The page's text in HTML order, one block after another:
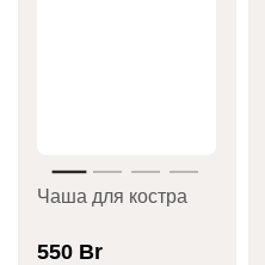
Чаша для костра
550 Br